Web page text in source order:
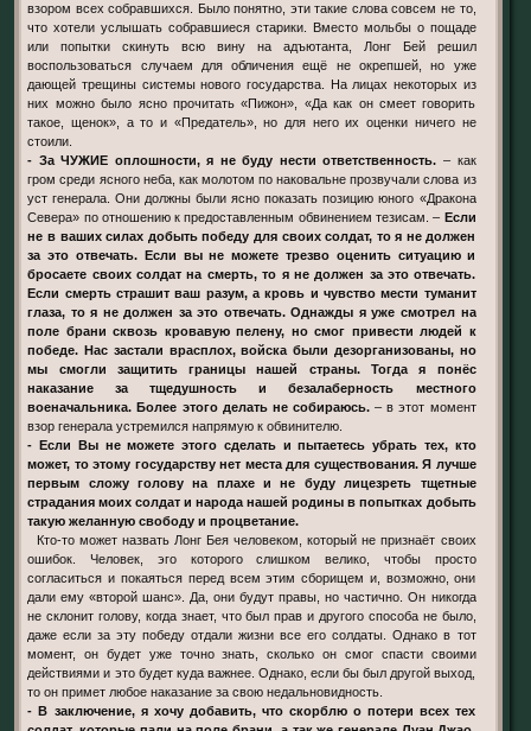
взором всех собравшихся. Было понятно, эти такие слова совсем не то,
что хотели услышать собравшиеся старики. Вместо мольбы о пощаде
или попытки скинуть всю вину на адъютанта, Лонг Бей решил
воспользоваться случаем для обличения ещё не окрепшей, но уже
дающей трещины системы нового государства. На лицах некоторых из
них можно было ясно прочитать «Пижон», «Да как он смеет говорить
такое, щенок», а то и «Предатель», но для него их оценки ничего не
стоили.
- За ЧУЖИЕ оплошности, я не буду нести ответственность. – как
гром среди ясного неба, как молотом по наковальне прозвучали слова из
уст генерала. Они должны были ясно показать позицию юного «Дракона
Севера» по отношению к предоставленным обвинением тезисам. – Если
не в ваших силах добыть победу для своих солдат, то я не должен
за это отвечать. Если вы не можете трезво оценить ситуацию и
бросаете своих солдат на смерть, то я не должен за это отвечать.
Если смерть страшит ваш разум, а кровь и чувство мести туманит
глаза, то я не должен за это отвечать. Однажды я уже смотрел на
поле брани сквозь кровавую пелену, но смог привести людей к
победе. Нас застали врасплох, войска были дезорганизованы, но
мы смогли защитить границы нашей страны. Тогда я понёс
наказание за тщедушность и безалаберность местного
военачальника. Более этого делать не собираюсь.– в этот момент
взор генерала устремился напрямую к обвинителю.
- Если Вы не можете этого сделать и пытаетесь убрать тех, кто
может, то этому государству нет места для существования. Я лучше
первым сложу голову на плахе и не буду лицезреть тщетные
страдания моих солдат и народа нашей родины в попытках добыть
такую желанную свободу и процветание.
Кто-то может назвать Лонг Бея человеком, который не признаёт своих
ошибок. Человек, эго которого слишком велико, чтобы просто
согласиться и покаяться перед всем этим сборищем и, возможно, они
дали ему «второй шанс». Да, они будут правы, но частично. Он никогда
не склонит голову, когда знает, что был прав и другого способа не было,
даже если за эту победу отдали жизни все его солдаты. Однако в тот
момент, он будет уже точно знать, сколько он смог спасти своими
действиями и это будет куда важнее. Однако, если бы был другой выход,
то он примет любое наказание за свою недальновидность.
- В заключение, я хочу добавить, что скорблю о потери всех тех